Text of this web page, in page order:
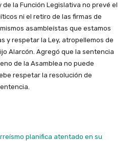
la Función Legislativa no prevé el
ni el retiro de las firmas de
asambleístas que estamos
y respetar la Ley, atropellemos de
Alarcón. Agregó que la sentencia
de la Asamblea no puede
respetar la resolución de
planifica atentado en su